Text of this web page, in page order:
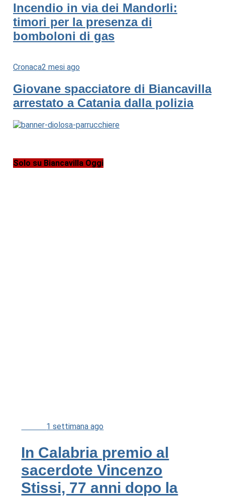
Incendio in via dei Mandorli:
timori per la presenza di
bomboloni di gas
Cronaca2 mesi ago
Giovane spacciatore di Biancavilla
arrestato a Catania dalla polizia
Solo su Biancavilla Oggi
1 settimana ago
In Calabria premio al
sacerdote Vincenzo
Stissi, 77 anni dopo la